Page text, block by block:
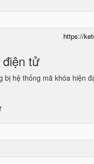
https://
tử
bị hệ thống mã khóa hiện